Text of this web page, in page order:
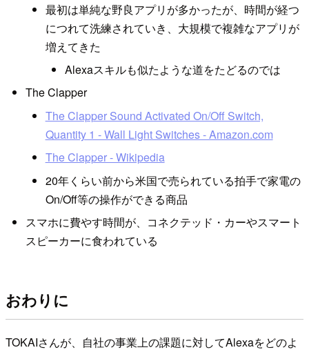
最初は単純な野良アプリが多かったが、時間が経つ
につれて洗練されていき、大規模で複雑なアプリが
増えてきた
Alexaスキルも似たような道をたどるのでは
The Clapper
The Clapper Sound Activated On/Off Switch,
Quantity 1 - Wall Light Switches - Amazon.com
The Clapper - Wikipedia
20年くらい前から米国で売られている拍手で家電の
On/Off等の操作ができる商品
スマホに費やす時間が、コネクテッド・カーやスマート
スピーカーに食われている
おわりに
TOKAIさんが、自社の事業上の課題に対してAlexaをどのよ